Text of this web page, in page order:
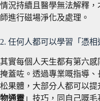
情況持續且醫學無法解釋
師進行磁場淨化及處理。
2. 任何人都可以學習「憑
其實每個人天生都有第六
掩蓋咗。透過專業嘅指導
松果體，大部分人都可以
物通靈 」技巧，同自己嘅